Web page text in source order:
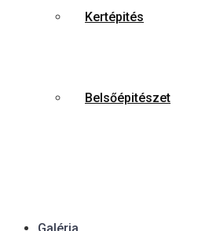
Kertépités
Belsőépitészet